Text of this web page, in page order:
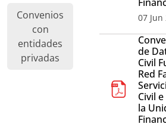
Convenios
con
entidades
privadas
07 Jun
de
Civil
Red
Civil
la